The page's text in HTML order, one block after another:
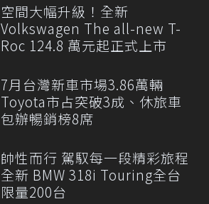
空間大幅升級！全新
Volkswagen The all-new T-
Roc 124.8 萬元起正式上市
7月台灣新車市場3.86萬輛
Toyota市占突破3成、休旅車
包辦暢銷榜8席
帥性而行 駕馭每一段精彩旅程
全新 BMW 318i Touring全台
限量200台